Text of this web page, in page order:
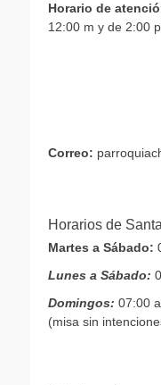
Horario de
12:00 m y de 2:00
Correo:
Horarios de
Martes a Sábado:
Lunes a Sábado:
Domingos: 07:00
(misa sin